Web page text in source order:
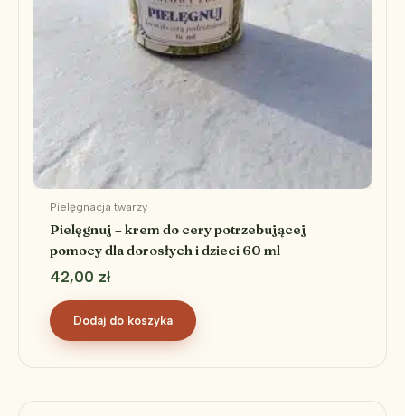
Pielęgnacja twarzy
Pielęgnuj – krem do cery potrzebującej
pomocy dla dorosłych i dzieci 60 ml
42,00 zł
Dodaj do koszyka